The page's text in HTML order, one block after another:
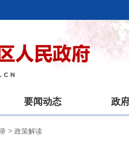
要闻动态 政
> 政策解读